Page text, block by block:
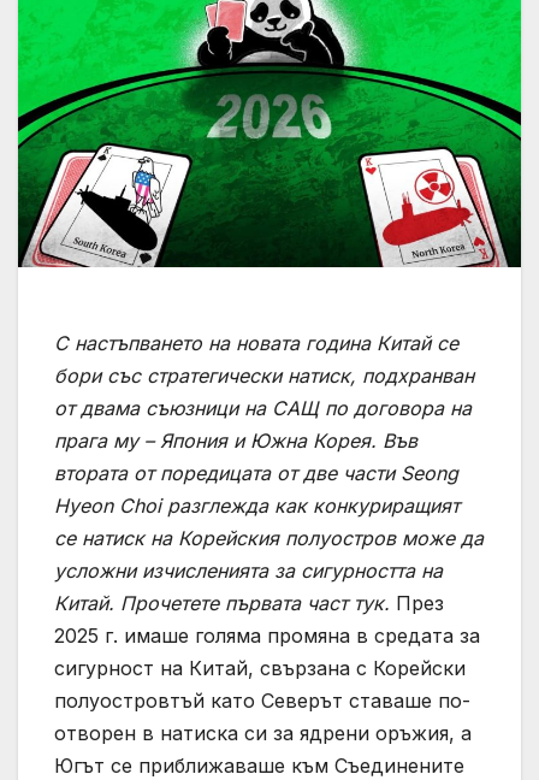
С настъпването на новата година Китай се
бори със стратегически натиск, подхранван
от двама съюзници на САЩ по договора на
прага му – Япония и Южна Корея. Във
втората от поредицата от две части Seong
Hyeon Choi разглежда как конкуриращият
се натиск на Корейския полуостров може да
усложни изчисленията за сигурността на
Китай. Прочетете първата част тук. През
2025 г. имаше голяма промяна в средата за
сигурност на Китай, свързана с Корейски
полуостровтъй като Северът ставаше по-
отворен в натиска си за ядрени оръжия, а
Югът се приближаваше към Съединените